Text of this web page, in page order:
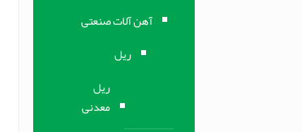
آهن آلات صنعتی
ریل
ریل
معدنی